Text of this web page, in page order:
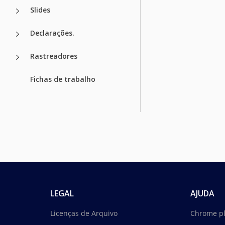
Slides
Declarações.
Rastreadores
Fichas de trabalho
LEGAL
Licenças de Arquivo
AJUDA
Chrome